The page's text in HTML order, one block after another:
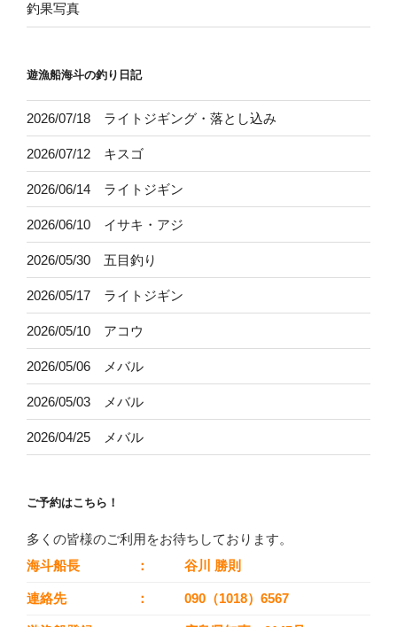
釣果写真
遊漁船海斗の釣り日記
2026/07/18 ライトジギング・落とし込み
2026/07/12 キスゴ
2026/06/14 ライトジギン
2026/06/10 イサキ・アジ
2026/05/30 五目釣り
2026/05/17 ライトジギン
2026/05/10 アコウ
2026/05/06 メバル
2026/05/03 メバル
2026/04/25 メバル
ご予約はこちら！
多くの皆様のご利用をお待ちしております。
海斗船長
： 谷川 勝則
連絡先 ： 090（1018）6567